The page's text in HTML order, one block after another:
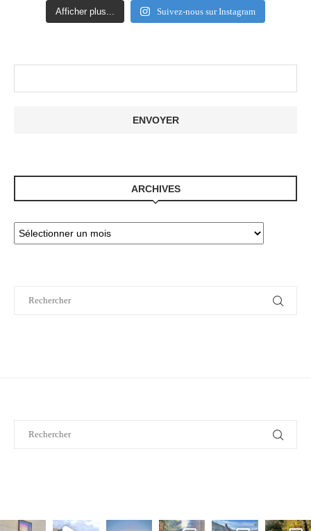
Afficher plus... Suivez-nous sur Instagram
ARCHIVES